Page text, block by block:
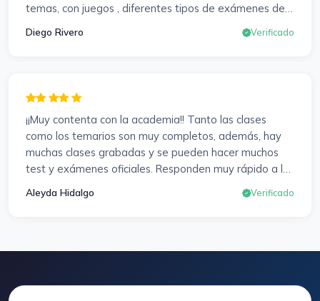
temas, con juegos , diferentes tipos de exámenes de
preparación y un temario muy al día. Una experiencia
muy positiva en todos los sentidos.
Diego Rivero Verificado
¡¡Muy contenta con la academia!! Tanto las clases
como los temarios son muy completos, además, hay
muchas clases grabadas y se pueden hacer muchos
test y exámenes oficiales. Responden muy rápido a los
correros y cada pocos días hay seminarios. Lo vuelvo a
decir, ¡¡Muy Contenta!!
Aleyda Hidalgo Verificado